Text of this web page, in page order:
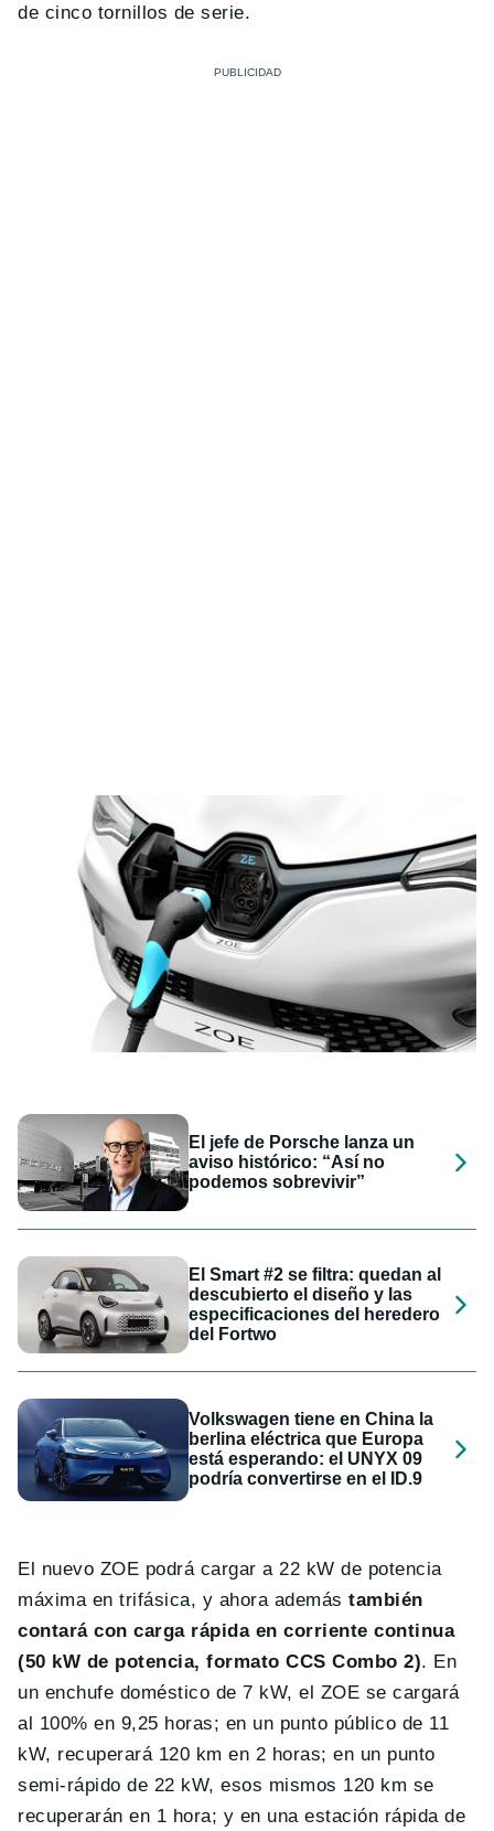
de cinco tornillos de serie.
El jefe de Porsche lanza un
aviso histórico: “Así no
podemos sobrevivir”
El Smart #2 se filtra: quedan al
descubierto el diseño y las
especificaciones del heredero
del Fortwo
Volkswagen tiene en China la
berlina eléctrica que Europa
está esperando: el UNYX 09
podría convertirse en el ID.9
El nuevo ZOE podrá cargar a 22 kW de potencia
máxima en trifásica, y ahora además también
contará con carga rápida en corriente continua
(50 kW de potencia, formato CCS Combo 2). En
un enchufe doméstico de 7 kW, el ZOE se cargará
al 100% en 9,25 horas; en un punto público de 11
kW, recuperará 120 km en 2 horas; en un punto
semi-rápido de 22 kW, esos mismos 120 km se
recuperarán en 1 hora; y en una estación rápida de